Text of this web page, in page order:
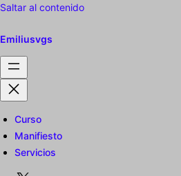
Saltar al contenido
Emiliusvgs
Curso
Manifiesto
Servicios